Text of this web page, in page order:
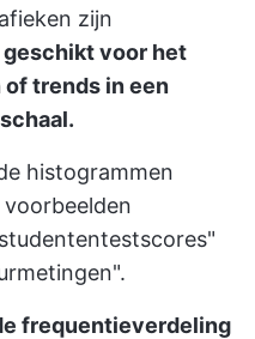
zijn
voor het
trends in een
histogrammen
frequentieverdeling